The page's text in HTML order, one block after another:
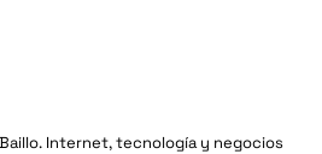
Internet, tecnología y negocios